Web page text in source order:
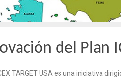
del Plan
TARGET USA es una iniciativa